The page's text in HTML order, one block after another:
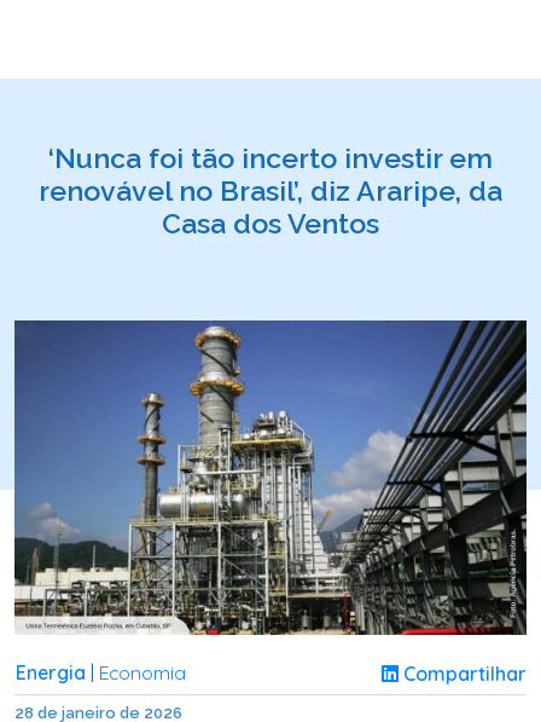
‘Nunca foi tão incerto investir em
renovável no Brasil’, diz Araripe, da
Casa dos Ventos
Energia Economia Compartilhar
28 de janeiro de 2026